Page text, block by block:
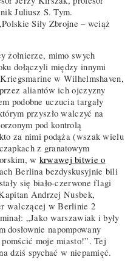
Juliusz S. Tym.
Siły Zbrojne – wciąż
żołnierze, mimo swych
dołączyli między innymi
w Wilhelmshaven,
aliantów ich ojczyzny
podobne uczucia targały
przyszło walczyć na
pod kontrolą
za nimi podąża (wszak wielu
z granatowym
w krwawej bitwie o
Berlina bezdyskusyjnie bili
się biało-czerwone flagi
Andrzej Nusbek,
walczącej w Berlinie 2
„Jako warszawiak i były
dosłownie napompowany
moje miasto!”. Tej
dziś spychać w niepamięć.